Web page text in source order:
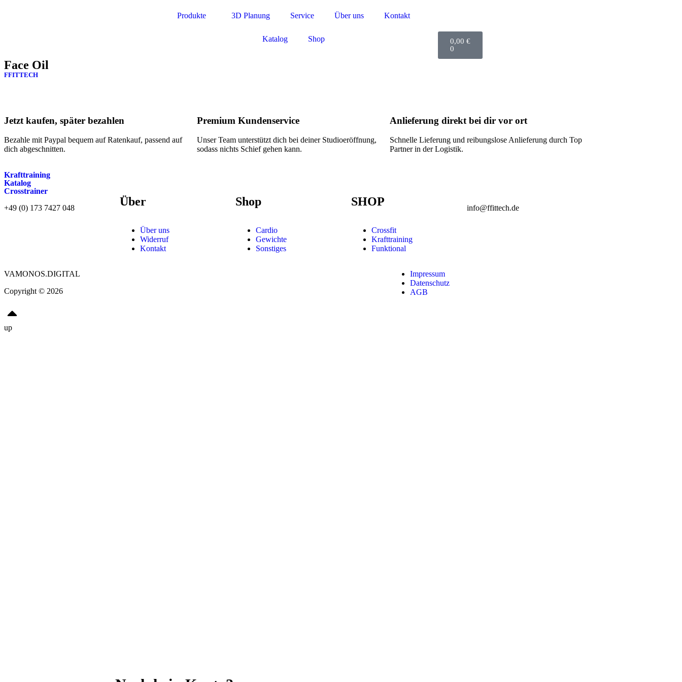
Produkte 3D Planung Service Über uns Kontakt
Katalog Shop 0,00 €
0
Face Oil
FFITTECH
Jetzt kaufen, später bezahlen
Bezahle mit Paypal bequem auf Ratenkauf, passend auf
dich abgeschnitten.
Premium Kundenservice
Unser Team unterstützt dich bei deiner Studioeröffnung,
sodass nichts Schief gehen kann.
Anlieferung direkt bei dir vor ort
Schnelle Lieferung und reibungslose Anlieferung durch Top
Partner in der Logistik.
Krafttraining
Katalog
Crosstrainer
+49 (0) 173 7427 048
Über
Über uns
Widerruf
Kontakt
Shop
Cardio
Gewichte
Sonstiges
SHOP
Crossfit
Krafttraining
Funktional
info@ffittech.de
VAMONOS.DIGITAL
Copyright © 2026
Impressum
Datenschutz
AGB
up